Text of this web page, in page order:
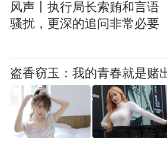
坊寿光，举办生物多样性
示，实现生态搭台、产业
对全县连片果林在果实成
果农架设护林网导致珍稀鸟
构建兼具刚性约束与柔性
破解人鸟冲突，实现人与
一实践探索代表山东入选
风声丨执行局长索贿和言语
骚扰，更深的追问非常必要
盗香窃玉：我的青春就是赌